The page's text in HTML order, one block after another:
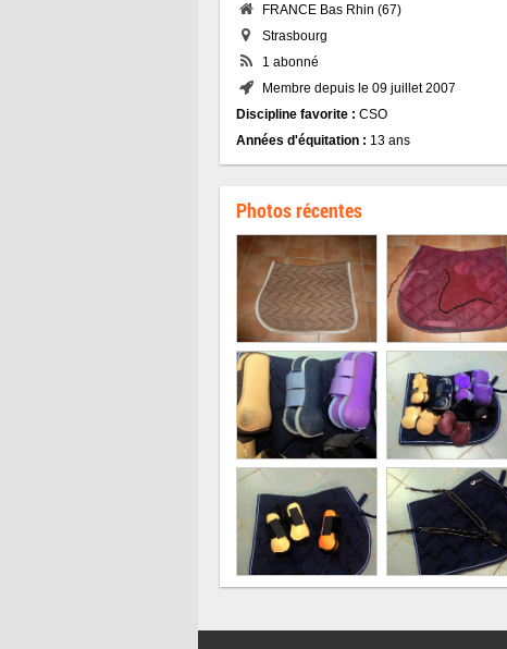
FRANCE Bas Rhin (67)
Strasbourg
1 abonné
Membre depuis le 09 juillet 2007
Discipline favorite : CSO
Années d'équitation : 13 ans
Photos récentes